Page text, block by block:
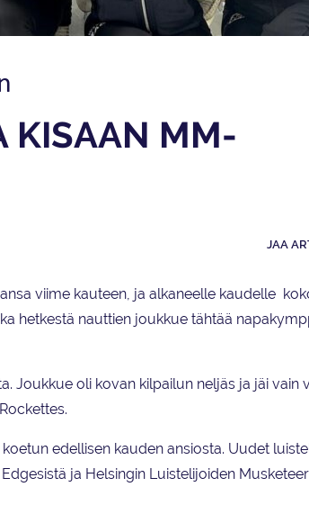
KISAAN MM-
JAA
viime kauteen, ja alkaneelle kaudelle
hetkestä nauttien joukkue tähtää
Joukkue oli kovan kilpailun neljäs ja jäi vain
edellisen kauden ansiosta. Uudet
ja Helsingin Luistelijoiden